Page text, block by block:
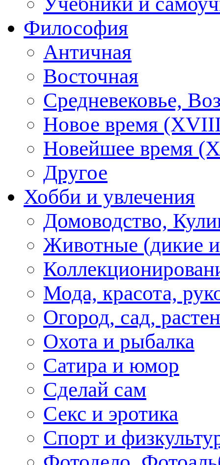
Философия
Античная
Восточная
Средневековье,
Новое время
Новейшее время
Другое
Хобби и увлечения
Домоводство,
Животные (дикие
Мода, красота,
Огород, сад,
Охота и рыбалка
Сатира и юмор
Сделай сам
Секс и эротика
Спорт и